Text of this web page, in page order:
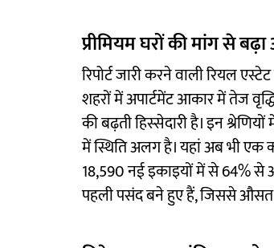
प्रीमियम घरों की मांग से
रिपोर्ट जारी करने वाली रियल
शहरों में अपार्टमेंट आकार में तेज
की बढ़ती हिस्सेदारी है। इन
में स्थिति अलग है। यहां अब भी एक
18,590 नई इकाइयों में से 64% से
पहली पसंद बने हुए हैं, जिससे औसत